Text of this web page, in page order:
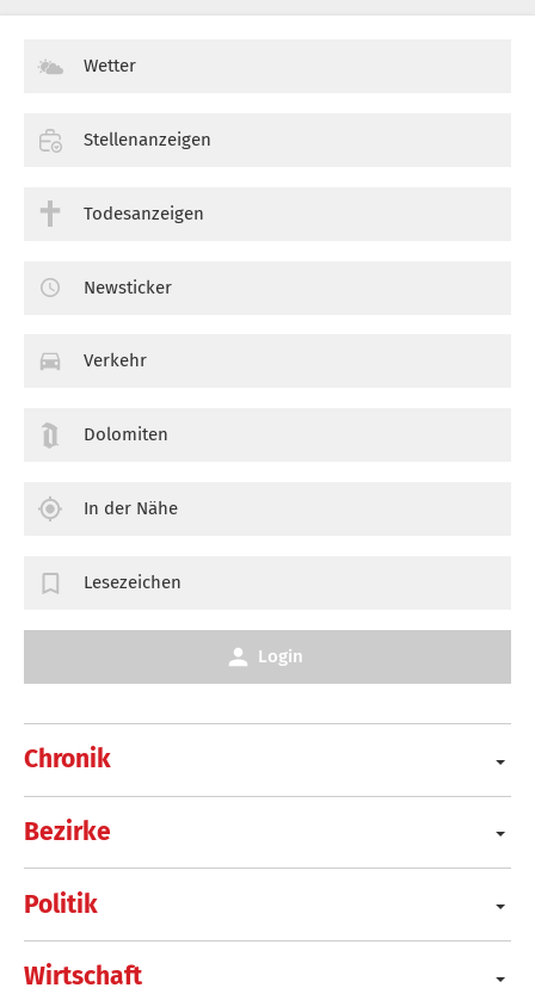
Chronik
Bezirke
Politik
Wirtschaft
Wetter
Stellenanzeigen
Todesanzeigen
Newsticker
Verkehr
Dolomiten
In der Nähe
Lesezeichen
Login